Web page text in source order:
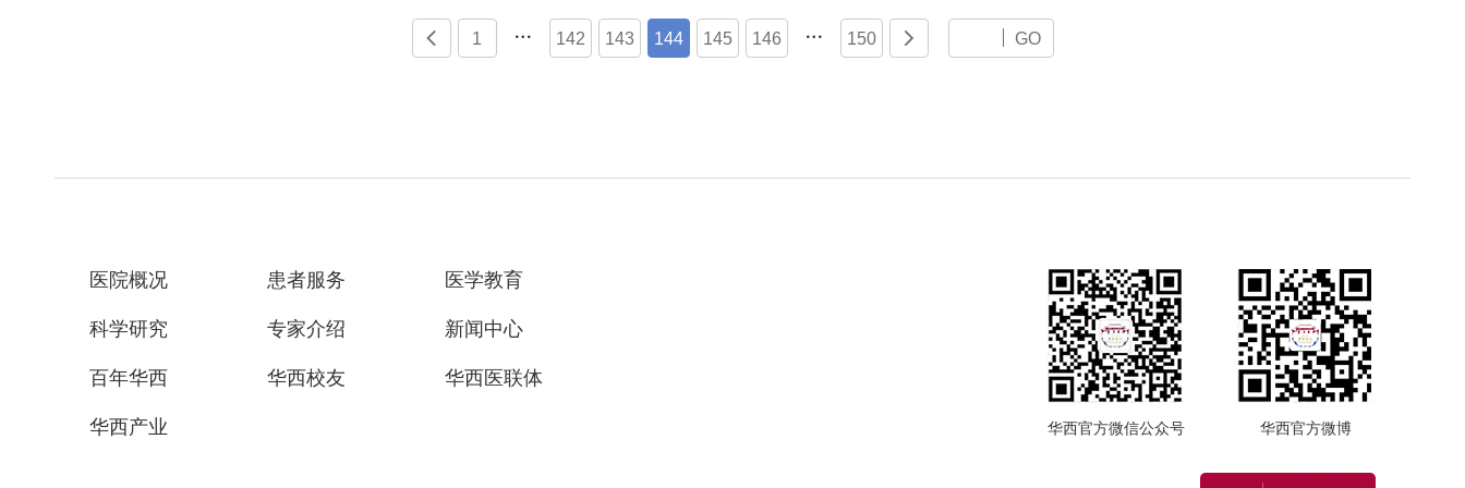
 1  142 143 144 145 146  150  GO
医院概况 患者服务 医学教育
科学研究 专家介绍 新闻中心
百年华西 华西校友 华西医联体
华西产业 华西官方微信公众号 华西官方微博